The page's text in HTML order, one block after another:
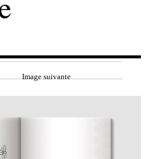
Image suivante